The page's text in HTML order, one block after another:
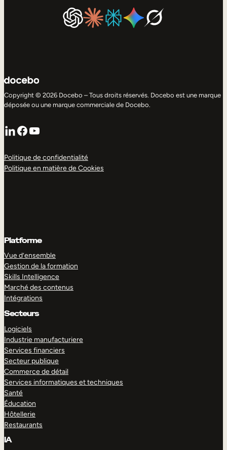
Copyright © 2026 Docebo – Tous droits réservés. Docebo est une marque
déposée ou une marque commerciale de Docebo.
LinkedIn
Facebook
YouTube
Politique de confidentialité
Politique en matière de Cookies
Platforme
Vue d’ensemble
Gestion de la formation
Skills Intelligence
Marché des contenus
Intégrations
Secteurs
Logiciels
Industrie manufacturiere
Services financiers
Secteur publique
Commerce de détail
Services informatiques et techniques
Santé
Éducation
Hôtellerie
Restaurants
IA